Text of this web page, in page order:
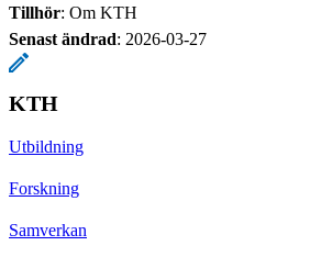
Tillhör: Om KTH
Senast ändrad: 2026-03-27
KTH
Utbildning
Forskning
Samverkan